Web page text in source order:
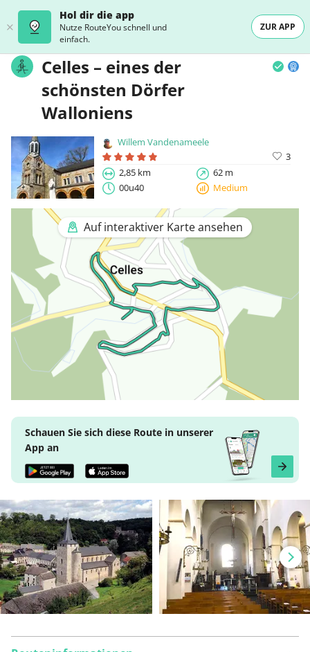
Hol dir die app
Nutze RouteYou schnell und
einfach.
ZUR APP
Celles – eines der
schönsten Dörfer
Walloniens
Willem Vandenameele
3
2,85 km
62 m
00u40
Medium
Auf interaktiver Karte ansehen
Schauen Sie sich diese Route in unserer
App an